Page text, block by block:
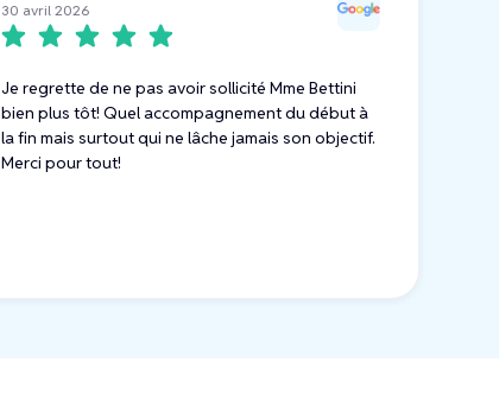
30 avril 2026
Je regrette de ne pas avoir sollicité Mme Bettini
bien plus tôt! Quel accompagnement du début à
la fin mais surtout qui ne lâche jamais son objectif.
Merci pour tout!